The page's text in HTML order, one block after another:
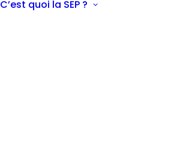
C’est quoi la SEP ?